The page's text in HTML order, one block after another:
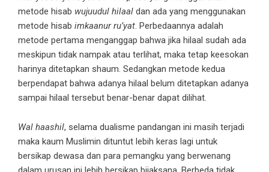
metode hisab wujuudul hilaal dan ada yang menggunakan
metode hisab imkaanur ru’yat. Perbedaannya adalah
metode pertama menganggap bahwa jika hilaal sudah ada
meskipun tidak nampak atau terlihat, maka tetap keesokan
harinya ditetapkan shaum. Sedangkan metode kedua
berpendapat bahwa adanya hilaal belum ditetapkan adanya
sampai hilaal tersebut benar-benar dapat dilihat.
Wal haashil, selama dualisme pandangan ini masih terjadi
maka kaum Muslimin dituntut lebih keras lagi untuk
bersikap dewasa dan para pemangku yang berwenang